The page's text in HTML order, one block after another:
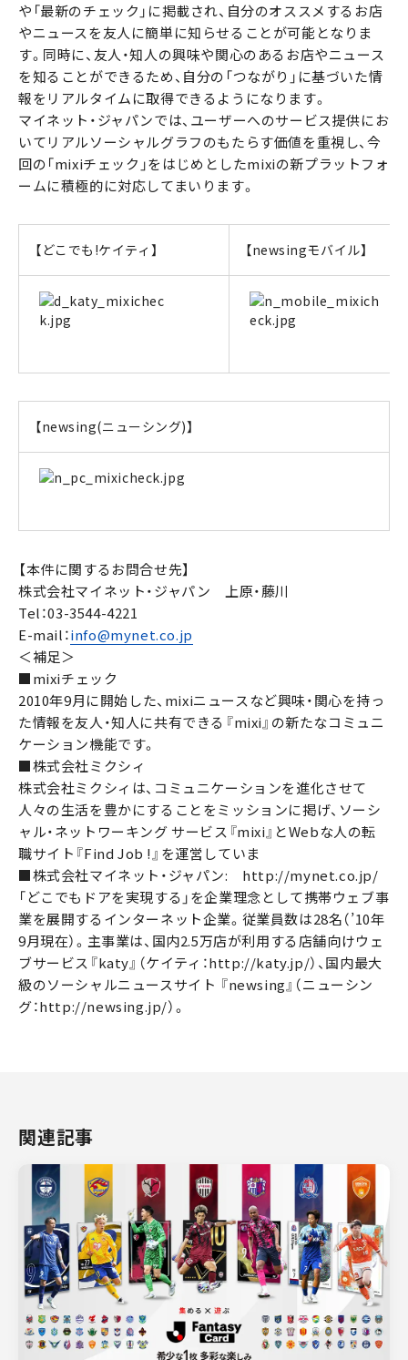
や「最新のチェック」に掲載され、自分のオススメするお店
やニュースを友人に簡単に知らせることが可能となりま
す。同時に、友人・知人の興味や関心のあるお店やニュース
を知ることができるため、自分の「つながり」に基づいた情
報をリアルタイムに取得できるようになります。
マイネット・ジャパンでは、ユーザーへのサービス提供にお
いてリアルソーシャルグラフのもたらす価値を重視し、今
回の「mixiチェック」をはじめとしたmixiの新プラットフォ
ームに積極的に対応してまいります。
【どこでも!ケイティ】 【newsingモバイル】
【newsing(ニューシング)】
【本件に関するお問合せ先】
株式会社マイネット・ジャパン 上原・藤川
Tel：03-3544-4221
E-mail：info@mynet.co.jp
＜補足＞
■mixiチェック
2010年9月に開始した、mixiニュースなど興味・関心を持っ
た情報を友人・知人に共有できる『mixi』の新たなコミュニ
ケーション機能です。
■株式会社ミクシィ
株式会社ミクシィは、コミュニケーションを進化させて
人々の生活を豊かにすることをミッションに掲げ、ソーシ
ャル・ネットワーキング サービス『mixi』とWebな人の転
職サイト『Find Job !』を運営していま
■株式会社マイネット・ジャパン: http://mynet.co.jp/
「どこでもドアを実現する」を企業理念として携帯ウェブ事
業を展開するインターネット企業。従業員数は28名（’10年
9月現在）。主事業は、国内2.5万店が利用する店舗向けウェ
ブサービス『katy』（ケイティ：http://katy.jp/）、国内最大
級のソーシャルニュースサイト 『newsing』（ニューシン
グ：http://newsing.jp/）。
関連記事